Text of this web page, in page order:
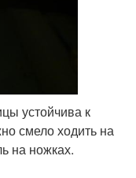
устойчива к
смело ходить на
на ножках.